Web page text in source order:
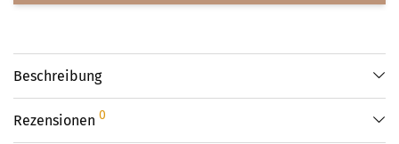
Beschreibung
Rezensionen 0